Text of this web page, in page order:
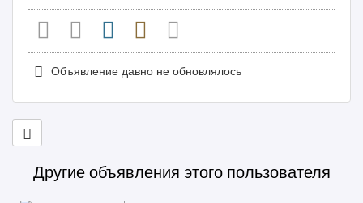
Объявление давно не обновлялось
Другие объявления этого пользователя